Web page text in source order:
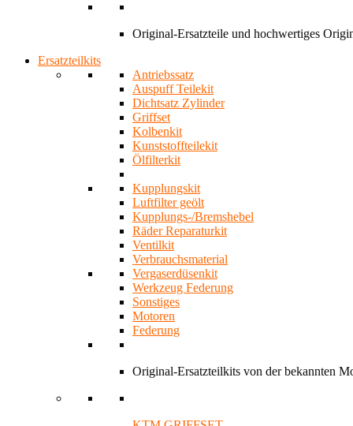
Original-Ersatzteile und hochwertiges
Ersatzteilkits
Antriebssatz
Auspuff Teilekit
Dichtsatz Zylinder
Griffset
Kolbenkit
Kunststoffteilekit
Ölfilterkit
Kupplungskit
Luftfilter geölt
Kupplungs-/Bremshebel
Räder Reparaturkit
Ventilkit
Verbrauchsmaterial
Vergaserdüsenkit
Werkzeug Federung
Sonstiges
Motoren
Federung
Original-Ersatzteilkits von der bekannten